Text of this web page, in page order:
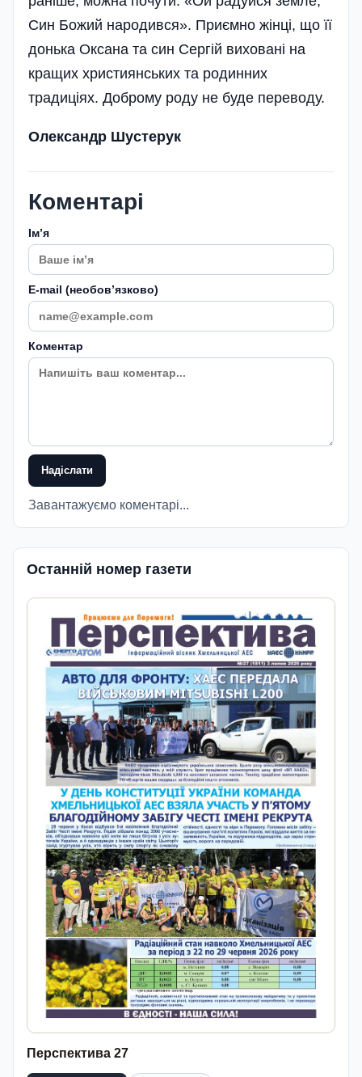
Син Божий народився». Приємно жінці, що її
донька Оксана та син Сергій виховані на
кращих християнських та родинних
традиціях. Доброму роду не буде переводу.
Олександр Шустерук
Коментарі
Імʼя
E-mail (необовʼязково)
Коментар
Надіслати
Завантажуємо коментарі...
Останній номер газети
Перспектива 27